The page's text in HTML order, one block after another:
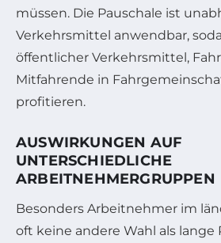
müssen. Die Pauschale ist
Verkehrsmittel anwendbar,
öffentlicher Verkehrsmittel,
Mitfahrende in
profitieren.
AUSWIRKUNGEN AUF
UNTERSCHIEDLICHE
ARBEITNEHMERGRUPPEN
Besonders Arbeitnehmer im
oft keine andere Wahl als lange